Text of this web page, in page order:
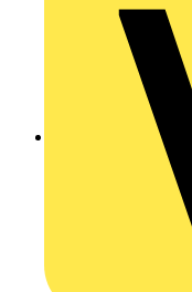
Zurück zu Produkte